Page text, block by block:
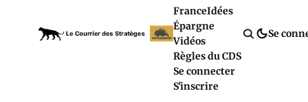
FranceIdées
Épargne
Vidéos
Règles du CDS
Se connecter
S'inscrire
Se